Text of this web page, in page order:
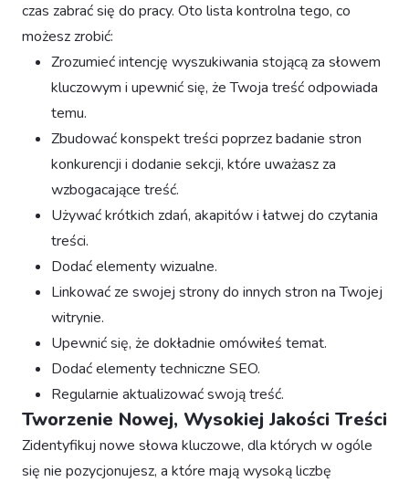
czas zabrać się do pracy. Oto lista kontrolna tego, co
możesz zrobić:
Zrozumieć intencję wyszukiwania stojącą za słowem
kluczowym i upewnić się, że Twoja treść odpowiada
temu.
Zbudować konspekt treści poprzez badanie stron
konkurencji i dodanie sekcji, które uważasz za
wzbogacające treść.
Używać krótkich zdań, akapitów i łatwej do czytania
treści.
Dodać elementy wizualne.
Linkować ze swojej strony do innych stron na Twojej
witrynie.
Upewnić się, że dokładnie omówiłeś temat.
Dodać elementy techniczne SEO.
Regularnie aktualizować swoją treść.
Tworzenie Nowej, Wysokiej Jakości Treści
Zidentyfikuj nowe słowa kluczowe, dla których w ogóle
się nie pozycjonujesz, a które mają wysoką liczbę